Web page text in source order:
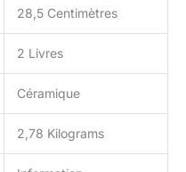
28,5 Centimètres
2 Livres
Céramique
2,78 Kilograms